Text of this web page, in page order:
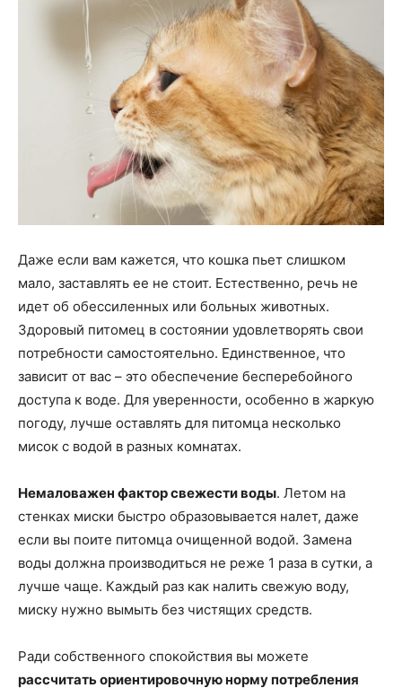
Даже если вам кажется, что кошка пьет слишком
мало, заставлять ее не стоит. Естественно, речь не
идет об обессиленных или больных животных.
Здоровый питомец в состоянии удовлетворять свои
потребности самостоятельно. Единственное, что
зависит от вас – это обеспечение бесперебойного
доступа к воде. Для уверенности, особенно в жаркую
погоду, лучше оставлять для питомца несколько
мисок с водой в разных комнатах.
Немаловажен фактор свежести воды. Летом на
стенках миски быстро образовывается налет, даже
если вы поите питомца очищенной водой. Замена
воды должна производиться не реже 1 раза в сутки, а
лучше чаще. Каждый раз как налить свежую воду,
миску нужно вымыть без чистящих средств.
Ради собственного спокойствия вы можете
рассчитать ориентировочную норму потребления